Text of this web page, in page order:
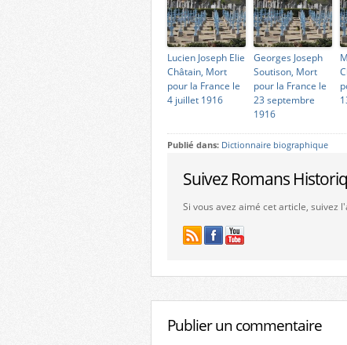
Lucien Joseph Elie
Châtain, Mort
pour la France le
4 juillet 1916
Georges Joseph
Soutison, Mort
pour la France le
23 septembre
1916
Publié dans: Dictionnaire biographique
Suivez Romans
Si vous avez aimé cet article, suivez
Publier un commentaire